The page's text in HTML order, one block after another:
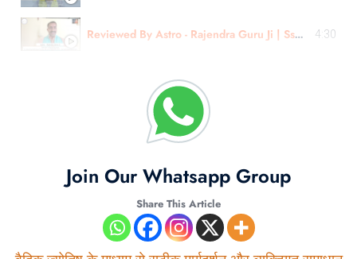
Reviewed By Astro - Rajendra Guru Ji | Sshree Astro Vastu 4:30
Join Our Whatsapp Group
Share This Article